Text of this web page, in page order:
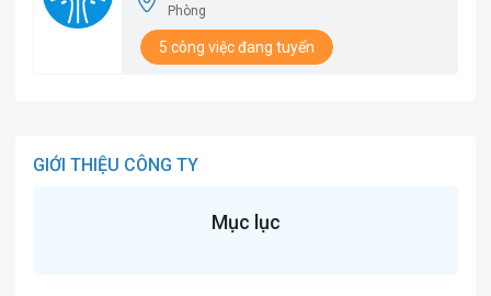
Phòng
5 công việc đang tuyển
GIỚI THIỆU CÔNG TY
Mục lục